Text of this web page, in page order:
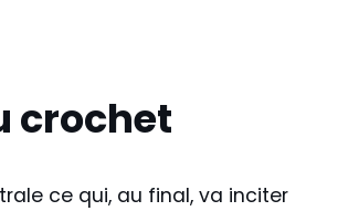
crochet
ce qui, au final, va inciter